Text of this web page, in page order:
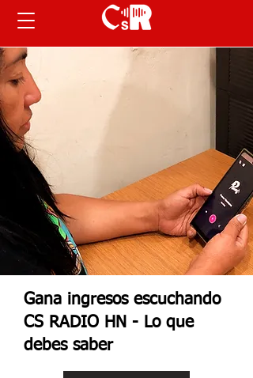
Gana ingresos escuchando
CS RADIO HN - Lo que
debes saber